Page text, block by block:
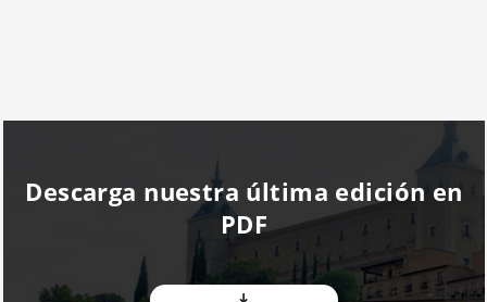
Descarga nuestra última edición en
PDF